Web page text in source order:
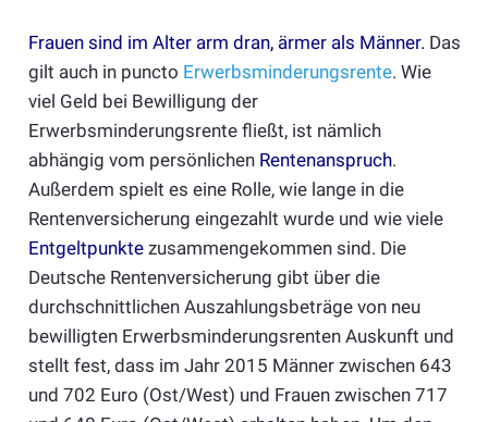
Frauen sind im Alter arm dran, ärmer als Männer. Das
gilt auch in puncto Erwerbsminderungsrente. Wie
viel Geld bei Bewilligung der
Erwerbsminderungsrente fließt, ist nämlich
abhängig vom persönlichen Rentenanspruch.
Außerdem spielt es eine Rolle, wie lange in die
Rentenversicherung eingezahlt wurde und wie viele
Entgeltpunktezusammengekommen sind. Die
Deutsche Rentenversicherung gibt über die
durchschnittlichen Auszahlungsbeträge von neu
bewilligten Erwerbsminderungsrenten Auskunft und
stellt fest, dass im Jahr 2015 Männer zwischen 643
und 702 Euro (Ost/West) und Frauen zwischen 717